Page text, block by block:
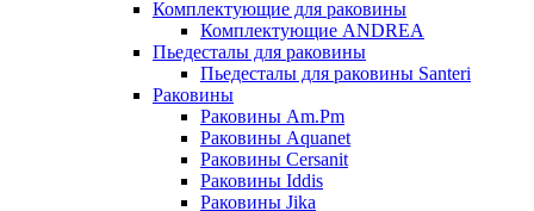
Комплектующие для раковины
Комплектующие ANDREA
Пьедесталы для раковины
Пьедесталы для раковины Santeri
Раковины
Раковины Am.Pm
Раковины Aquanet
Раковины Cersanit
Раковины Iddis
Раковины Jika